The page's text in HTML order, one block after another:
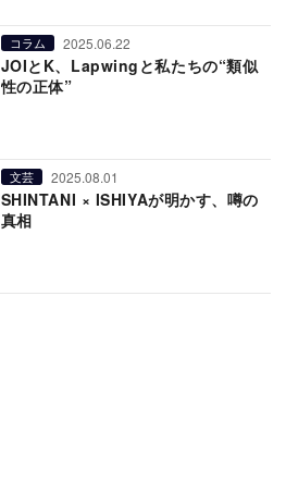
コラム 2025.06.22
JOIとK、Lapwingと私たちの“類似
性の正体”
文芸 2025.08.01
SHINTANI × ISHIYAが明かす、噂の
真相